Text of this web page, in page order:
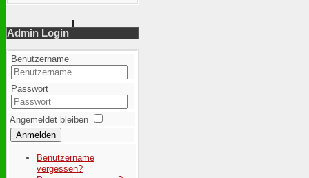
Admin Login
Benutzername
Passwort
Angemeldet bleiben
Anmelden
Benutzername
vergessen?